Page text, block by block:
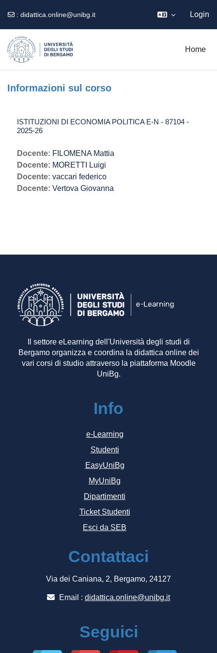
: didattica.online@unibg.it Login
Home
Informazioni sul corso
ISTITUZIONI DI ECONOMIA POLITICA E-N - 87104 -
2025-26
Docente: FILOMENA Mattia
Docente: MORETTI Luigi
Docente: vaccari federico
Docente: Vertova Giovanna
Il settore eLearning dell'Università degli studi di
Bergamo organizza e coordina la didattica online dei
vari corsi di studio attraverso la piattaforma Moodle
UniBg.
Info
e-Learning
Studenti
EasyUniBg
MyUniBg
Dipartimenti
Ticket Studenti
Esci da SEB
Contattaci
Via dei Caniana, 2, Bergamo, 24127
Email : didattica.online@unibg.it
Seguici